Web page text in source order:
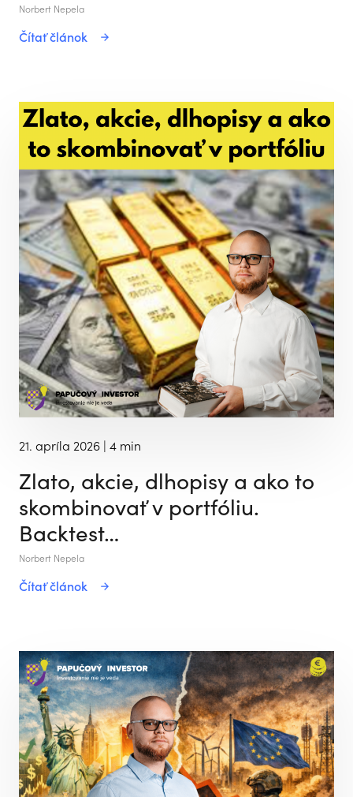
Norbert Nepela
Čítať článok
21. apríla 2026 | 4 min
Zlato, akcie, dlhopisy a ako to
skombinovať v portfóliu.
Backtest…
Norbert Nepela
Čítať článok